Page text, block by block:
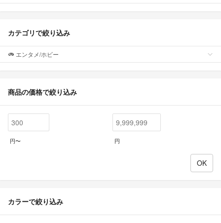
カテゴリで絞り込み
エンタメ/ホビー
商品の価格で絞り込み
円〜 円
カラーで絞り込み